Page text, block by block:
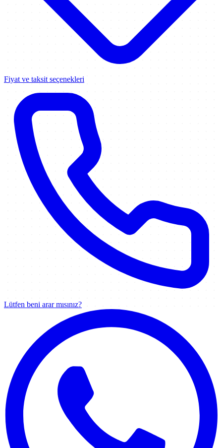
Fiyat ve taksit seçenekleri
Lütfen beni arar mısınız?